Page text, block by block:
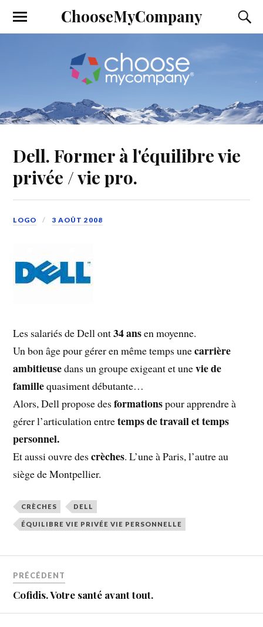
ChooseMyCompany
Dell. Former à l'équilibre vie
privée / vie pro.
LOGO 3 AOÛT 2008
Les salariés de Dell ont34 ansen moyenne.
Un bon âge pour gérer en même temps unecarrière
ambitieusedans un groupe exigeant et unevie de
famillequasiment débutante…
Alors, Dell propose desformationspour apprendre à
gérer l’articulation entretemps de travail et temps
personnel.
Et aussi ouvre descrèches. L’une à Paris, l’autre au
siège de Montpellier.
CRÈCHES DELL
ÉQUILIBRE VIE PRIVÉE VIE PERSONNELLE
PRÉCÉDENT
Cofidis. Votre santé avant tout.